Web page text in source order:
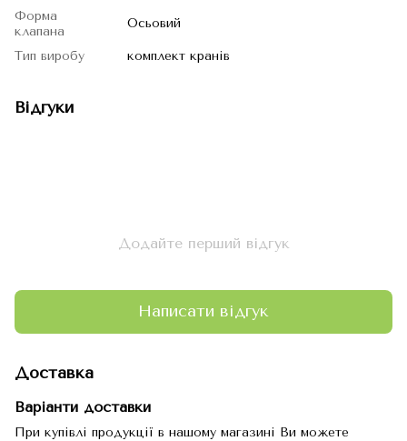
Форма
клапана
Осьовий
Тип виробу комплект кранів
Відгуки
Додайте перший відгук
Написати відгук
Доставка
Варіанти доставки
При купівлі продукції в нашому магазині Ви можете